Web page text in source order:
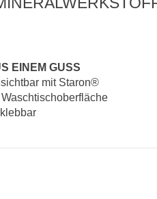
EINEM GUSS
mit Staron®